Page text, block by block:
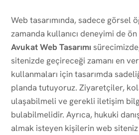
Web tasarımında, sadece görsel
zamanda kullanıcı deneyimi de
Avukat Web Tasarımı
sitenizde geçireceği zamanı en
kullanmaları için tasarımda
planda tutuyoruz. Ziyaretçiler,
ulaşabilmeli ve gerekli iletişim
bulabilmelidir. Ayrıca, hukuki
almak isteyen kişilerin web